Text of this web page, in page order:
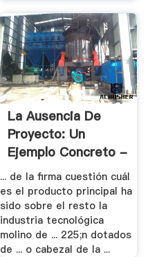
La Ausencia De
Proyecto: Un
Ejemplo Concreto -
.
... de la firma cuestión cuál
es el producto principal ha
sido sobre el resto la
industria tecnológica
molino de ... 225;n dotados
de ... o cabezal de la ...